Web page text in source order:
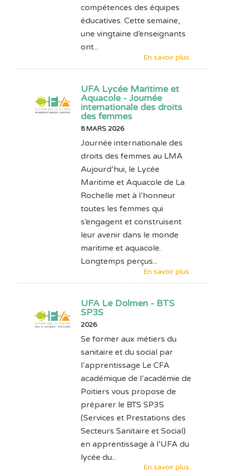
compétences des équipes
éducatives. Cette semaine,
une vingtaine d’enseignants
ont...
En savoir plus...
UFA Lycée Maritime et
Aquacole - Journée
internationale des droits
des femmes
8 MARS 2026
Journée internationale des
droits des femmes au LMA
Aujourd’hui, le Lycée
Maritime et Aquacole de La
Rochelle met à l’honneur
toutes les femmes qui
s’engagent et construisent
leur avenir dans le monde
maritime et aquacole.
Longtemps perçus...
En savoir plus...
UFA Le Dolmen - BTS
SP3S
2026
Se former aux métiers du
sanitaire et du social par
l’apprentissage Le CFA
académique de l’académie de
Poitiers vous propose de
préparer le BTS SP3S
(Services et Prestations des
Secteurs Sanitaire et Social)
en apprentissage à l’UFA du
lycée du...
En savoir plus...